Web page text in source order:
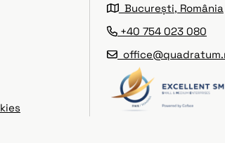
București, România
+40 754 023 080